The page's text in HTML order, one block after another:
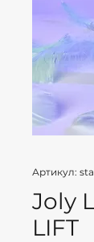
Артикул:
Joly
LIFT